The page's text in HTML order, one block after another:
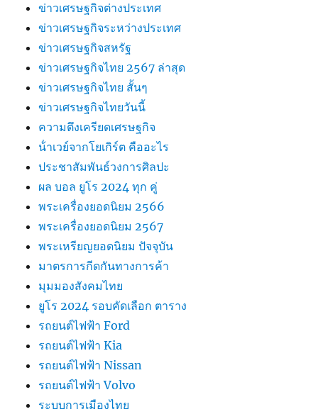
ข่าวเศรษฐกิจต่างประเทศ
ข่าวเศรษฐกิจระหว่างประเทศ
ข่าวเศรษฐกิจสหรัฐ
ข่าวเศรษฐกิจไทย 2567 ล่าสุด
ข่าวเศรษฐกิจไทย สั้นๆ
ข่าวเศรษฐกิจไทยวันนี้
ความตึงเครียดเศรษฐกิจ
น้ําเวย์จากโยเกิร์ต คืออะไร
ประชาสัมพันธ์วงการศิลปะ
ผล บอล ยูโร 2024 ทุก คู่
พระเครื่องยอดนิยม 2566
พระเครื่องยอดนิยม 2567
พระเหรียญยอดนิยม ปัจจุบัน
มาตรการกีดกันทางการค้า
มุมมองสังคมไทย
ยูโร 2024 รอบคัดเลือก ตาราง
รถยนต์ไฟฟ้า Ford
รถยนต์ไฟฟ้า Kia
รถยนต์ไฟฟ้า Nissan
รถยนต์ไฟฟ้า Volvo
ระบบการเมืองไทย